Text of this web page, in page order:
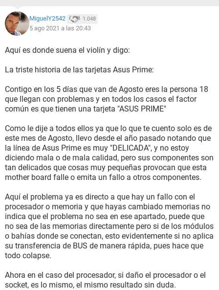
Hay un detalle sobre el problema, ultimamente en mi ciudad
hay muchas tormentas electricas y lluvias fuertes, una
si conectada, y al dia siguiente esta me comenzo a dar aun
10 segundos y luego anda bien por 2-3 segundos y de nuevo
tiempo que dura congelado
A continuación los componentes
Fuente de poderBalam Rush GR750FM 750W Certificacion
80+ Gold
Tarjeta Madre Asus Prime B450M-A/CSM
ProcesadorRyzen 5 3400g
Memorias Ramx2 Ram HyperX Fury RGB 8GB c/u 2666MHz
Tarjeta de VideoGigabyte GTX 1660ti 6gb DDR6
MiguelY2542 1.048
5 ago 2021 a las 20:43
Aquí es donde suena el violín y digo:
La triste historia de las tarjetas Asus Prime:
Contigo en los 5 días que van de Agosto eres la persona 18
que llegan con problemas y en todos los casos el factor
común es que tienen una tarjeta "ASUS PRIME"
Como le dije a todos ellos ya que lo que te cuento solo es de
este mes de Agosto, llevo desde el año pasado notando que
la línea de Asus Prime es muy "DELICADA", y no estoy
diciendo mala o de mala calidad, pero sus componentes son
tan delicados que cosas muy pequeñas provocan que esta
mother board falle o emita un fallo a otros componentes.
Aquí el problema ya es directo a que hay un fallo con el
procesador o memoria y que hayas cambiado memorias no
indica que el problema no sea en ese apartado, puede que
no sea de las memorias directamente pero si de los módulos
o bahías donde se conectan, esto evidentemente si no aplica
su transferencia de BUS de manera rápida, pues hace que
todo colapse.
Ahora en el caso del procesador, si daño el procesador o el
socket, es lo mismo, el mismo resultado sin duda.